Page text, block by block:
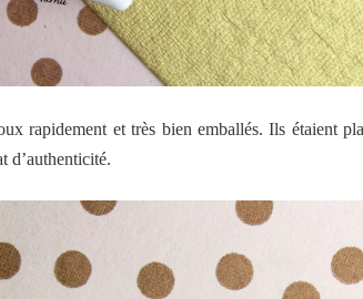
rapidement et très bien emballés. Ils étaient
d’authenticité.